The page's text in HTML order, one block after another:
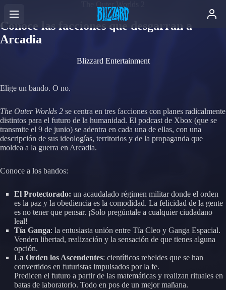
Conoce las facciones que desgarran a
Arcadia
Blizzard Entertainment
Elige un bando. O no.
The Outer Worlds 2 se centra en tres facciones con planes radicalmente
distintos para el futuro de la humanidad. El podcast de Xbox (que se
transmite el 9 de junio) se adentra en cada una de ellas, con una
descripción de sus ideologías, territorios y de la propaganda que
moldea a la guerra en Arcadia.
Conoce a los bandos:
El Protectorado: un acaudalado régimen militar donde el orden
es la paz y la obediencia es la comodidad. La felicidad de la gente
es no tener que pensar. ¡Solo pregúntale a cualquier ciudadano
leal!
Tía Ganga: la entusiasta unión entre Tía Cleo y Ganga Espacial.
Venden libertad, realización y la sensación de que tienes alguna
opción.
La Orden los Ascendentes: científicos rebeldes que se han
convertidos en futuristas impulsados por la fe.
Predicen el futuro a partir de las matemáticas y realizan rituales en
batas de laboratorio. Todo en pos de un mejor mañana.